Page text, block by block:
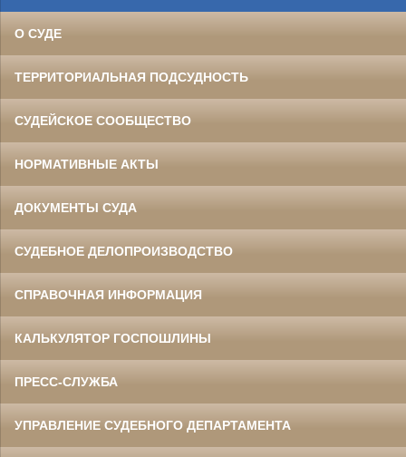
О СУДЕ
ТЕРРИТОРИАЛЬНАЯ ПОДСУДНОСТЬ
СУДЕЙСКОЕ СООБЩЕСТВО
НОРМАТИВНЫЕ АКТЫ
ДОКУМЕНТЫ СУДА
СУДЕБНОЕ ДЕЛОПРОИЗВОДСТВО
СПРАВОЧНАЯ ИНФОРМАЦИЯ
КАЛЬКУЛЯТОР ГОСПОШЛИНЫ
ПРЕСС-СЛУЖБА
УПРАВЛЕНИЕ СУДЕБНОГО ДЕПАРТАМЕНТА